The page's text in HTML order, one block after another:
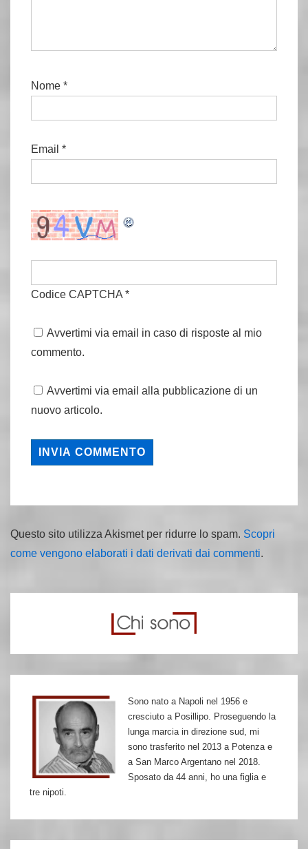
Nome *
Email *
Codice CAPTCHA *
Avvertimi via email in caso di risposte al mio
commento.
Avvertimi via email alla pubblicazione di un
nuovo articolo.
Questo sito utilizza Akismet per ridurre lo spam. Scopri
come vengono elaborati i dati derivati dai commenti.
Sono nato a Napoli nel 1956 e
cresciuto a Posillipo. Proseguendo la
lunga marcia in direzione sud, mi
sono trasferito nel 2013 a Potenza e
a San Marco Argentano nel 2018.
Sposato da 44 anni, ho una figlia e
tre nipoti.